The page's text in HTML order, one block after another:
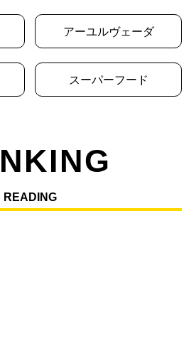
アーユルヴェーダ
スーパーフード
READING